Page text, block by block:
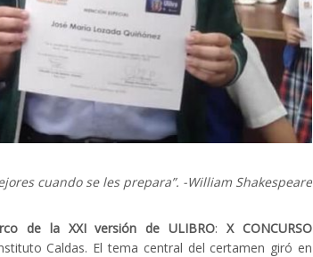
cuando se les prepara”. -William Shakespeare
de la XXI versión de ULIBRO:X CONCURSO
Caldas. El tema central del certamen giró en